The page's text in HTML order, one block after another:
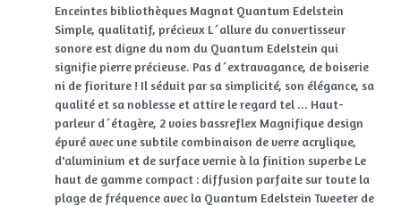
Enceintes bibliothèques Magnat Quantum Edelstein
Simple, qualitatif, précieux L´allure du convertisseur
sonore est digne du nom du Quantum Edelstein qui
signifie pierre précieuse. Pas d´extravagance, de boiserie
ni de fioriture ! Il séduit par sa simplicité, son élégance, sa
qualité et sa noblesse et attire le regard tel ... Haut-
parleur d´étagère, 2 voies bassreflex Magnifique design
épuré avec une subtile combinaison de verre acrylique,
d'aluminium et de surface vernie à la finition superbe Le
haut de gamme compact : diffusion parfaite sur toute la
plage de fréquence avec la Quantum Edelstein Tweeter de